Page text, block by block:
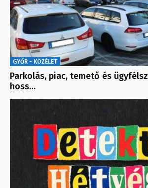
GYŐR - KÖZÉLET
Parkolás, piac, temető és
hoss…